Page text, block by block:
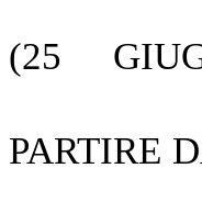
(25
PARTIRE